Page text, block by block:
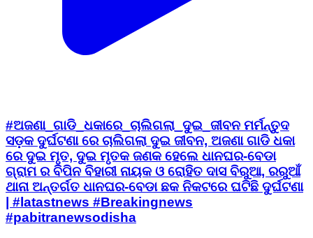
#ଅଜଣା_ଗାଡି_ଧକାରେ_ଚାଲିଗଲା_ଦୁଇ_ଜୀବନ ମର୍ମନ୍ତୁଦ
ସଡ଼କ ଦୁର୍ଘଟଣା ରେ ଚାଲିଗଲା ଦୁଇ ଜୀବନ, ଅଜଣା ଗାଡି ଧକା
ରେ ଦୁଇ ମୃତ, ଦୁଇ ମୃତକ ଜଣକ ହେଲେ ଧାନଘର-ବେଡା
ଗ୍ରାମ ର ବିପିନ ବିହାରୀ ନାୟକ ଓ ରୋହିତ ଦାସ ବିରୁଆ, ରରୁଆଁ
ଥାନା ଅନ୍ତର୍ଗତ ଧାନଘର-ବେଡା ଛକ ନିକଟରେ ଘଟିଛି ଦୁର୍ଘଟଣା
| #latastnews #Breakingnews
#pabitranewsodisha